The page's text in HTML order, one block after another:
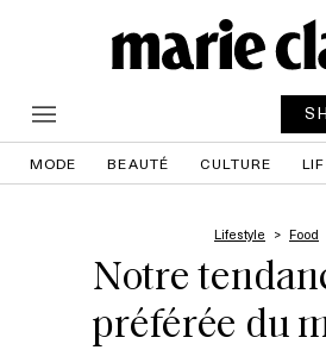
MODE BEAUTÉ CULTURE
Lifestyle Food
Notre
préférée du